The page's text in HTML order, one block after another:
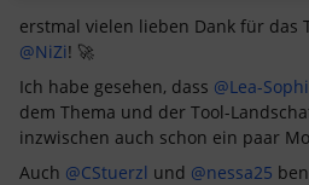
erstmal vielen lieben Dank für das
@NiZi! 🚀
Ich habe gesehen, dass @Lea-
dem Thema und der Tool-
inzwischen auch schon ein paar
Auch @CStuerzl und @nessa25